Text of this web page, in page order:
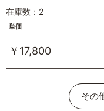
在庫数：2
単価
￥17,800
その